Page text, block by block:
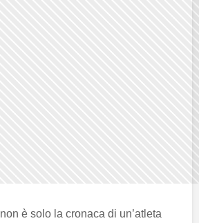
non è solo la cronaca di un’atleta